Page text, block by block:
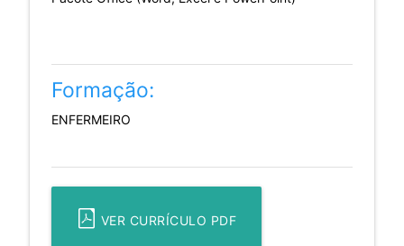
Formação:
ENFERMEIRO
VER CURRÍCULO PDF